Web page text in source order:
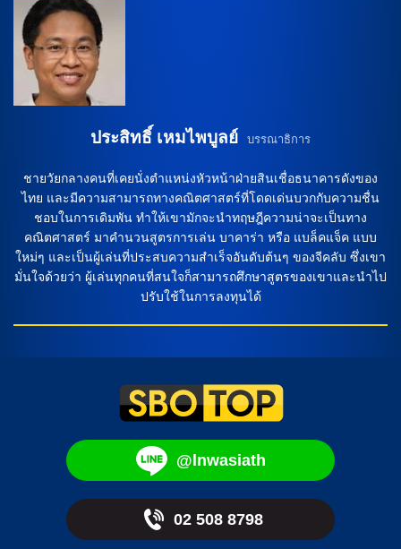
ติดตามผลการแข่งขันและความสนุกสนานในเกมนี้ได้อย่างครบ
ถ้วนและเต็มที่ อย่าพลาดทุกนาทีของการแข่งขันที่น่าตื่นเต้นนี้!
การทำนายเกมฟุตบอลระหว่างสวิตเซอร์แลนด์กับสโลวีเนีย: […]
อันเต้ บูดีเมียร์ […]
ประสิทธิ์ เหมไพบูลย์ บรรณาธิการ
ชายวัยกลางคนที่เคยนั่งตำแหน่งหัวหน้าฝ่ายสินเชื่อธนาคารดังของ
ไทย และมีความสามารถทางคณิตศาสตร์ที่โดดเด่นบวกกับความชื่น
ชอบในการเดิมพัน ทำให้เขามักจะนำทฤษฎีความน่าจะเป็นทาง
คณิตศาสตร์ มาคำนวนสูตรการเล่น บาคาร่า หรือ แบล็คแจ็ค แบบ
ใหม่ๆ และเป็นผู้เล่นที่ประสบความสำเร็จอันดับต้นๆ ของจีคลับ ซึ่งเขา
มั่นใจด้วยว่า ผู้เล่นทุกคนที่สนใจก็สามารถศึกษาสูตรของเขาและนำไป
ปรับใช้ในการลงทุนได้
@lnwasiath
02 508 8798